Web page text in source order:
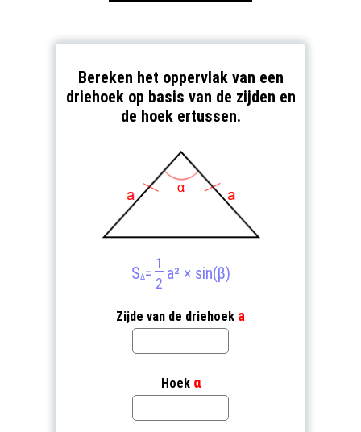
Bereken het oppervlak van een
driehoek op basis van de zijden en
de hoek ertussen.
SΔ=
1
2
a² × sin(β)
Zijde van de driehoek a
Hoek α